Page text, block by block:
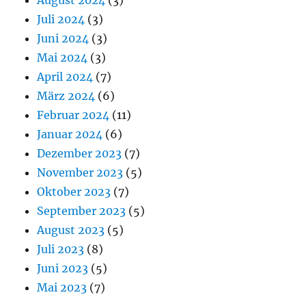
Juli 2024 (3)
Juni 2024 (3)
Mai 2024 (3)
April 2024 (7)
März 2024 (6)
Februar 2024 (11)
Januar 2024 (6)
Dezember 2023 (7)
November 2023 (5)
Oktober 2023 (7)
September 2023 (5)
August 2023 (5)
Juli 2023 (8)
Juni 2023 (5)
Mai 2023 (7)